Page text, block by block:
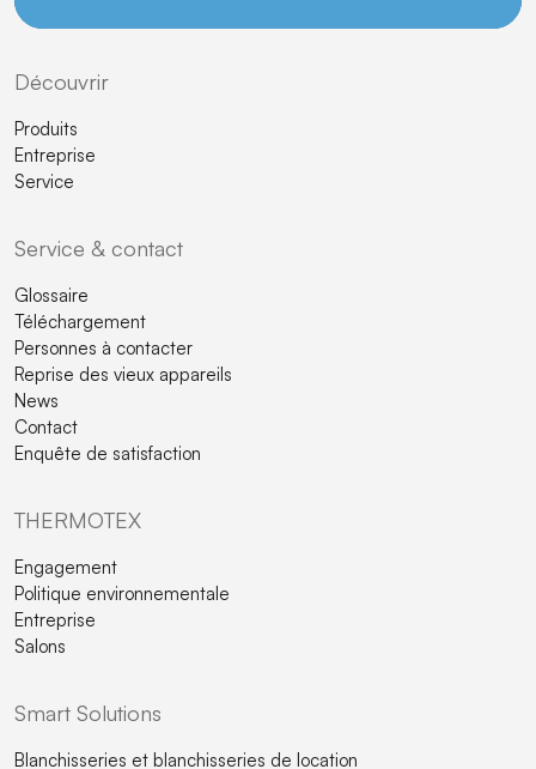
Découvrir
Produits
Entreprise
Service
Service & contact
Glossaire
Téléchargement
Personnes à contacter
Reprise des vieux appareils
News
Contact
Enquête de satisfaction
THERMOTEX
Engagement
Politique environnementale
Entreprise
Salons
Smart Solutions
Blanchisseries et blanchisseries de location